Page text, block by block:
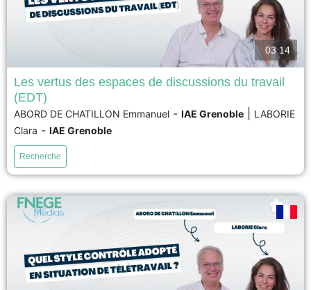
Le télétravail est un mode d’organisation désormais largement répandu.
Néanmoins, il peut s’avérer néfaste pour les télétravailleurs, notamment en
appauvrissant leurs échanges et en nuisant à leur santé, à leur
performance et à leur implication. Pour remédier à ces risques et favoriser
une communication constructive en situation de télétravail, le...
voir
03:14
Les vertus des espaces de discussions du travail
(EDT)
ABORD DE CHATILLON Emmanuel - IAE Grenoble
LABORIE
Clara - IAE Grenoble
Recherche